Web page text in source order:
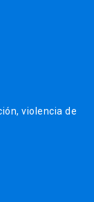
violencia de